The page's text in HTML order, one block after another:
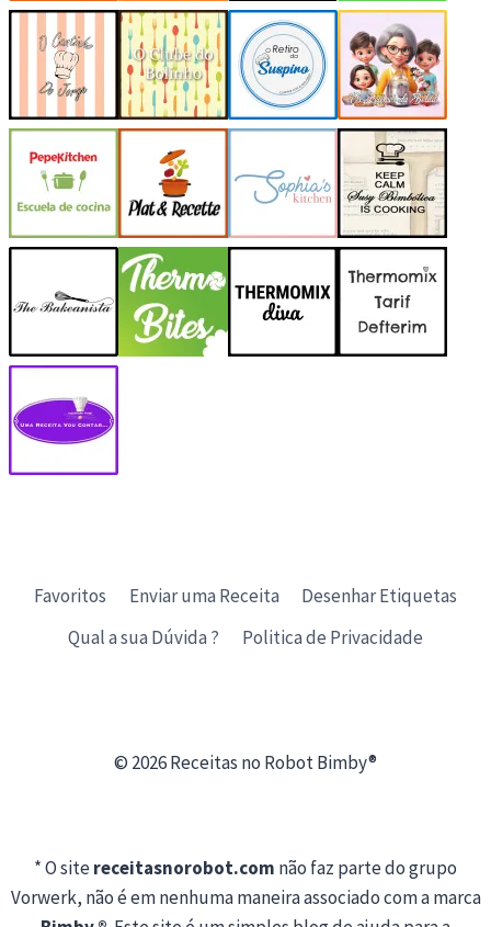
Favoritos Enviar uma Receita
Desenhar Etiquetas
Qual a sua Dúvida ?
Politica de Privacidade
© 2026 Receitas no Robot Bimby®
* O sitereceitasnorobot.com não faz parte do grupo
Vorwerk, não é em nenhuma maneira associado com a marca